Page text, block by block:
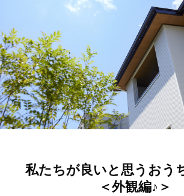
私たちが良いと思うおう
＜外観編♪＞